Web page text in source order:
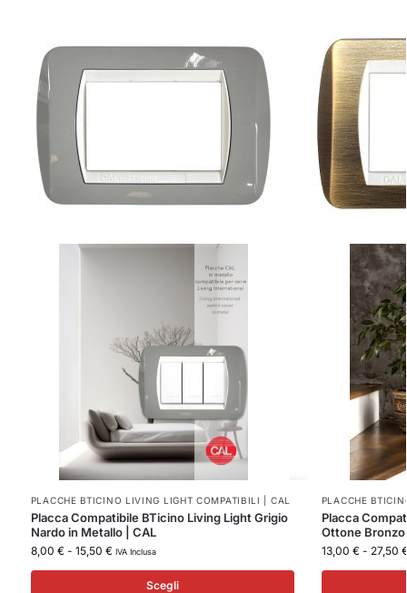
PLACCHE BTICINO LIVING LIGHT COMPATIBILI | CAL
Placca Compatibile BTicino Living Light Grigio
Nardo in Metallo | CAL
8,00 € - 15,50 € IVA Inclusa
Scegli
PLACCHE
Placca
Ottone
13,00 € - 27,50